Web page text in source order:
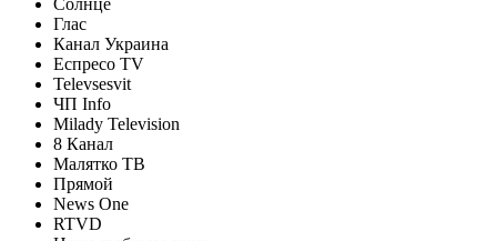
Глас
Канал Украина
Еспресо TV
Televsesvit
ЧП Info
Milady Television
8 Канал
Малятко ТВ
Прямой
News One
RTVD